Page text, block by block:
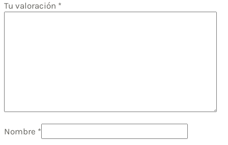
Tu valoración *
Nombre *